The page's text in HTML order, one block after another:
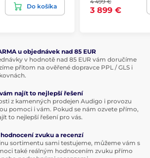
poslucháčom vychutnať si hlbší a
ktorý sa viac než kedykoľvek predtým
5.3, WiFi a nové
Do košíka 3 899 €
u objednávek nad 85 EUR
v hodnotě nad 85 EUR vám doručíme
přitom na ověřené dopravce PPL / GLS i
najít to nejlepší řešení
z kamenných prodejen Audigo i provozu
pomoci i vám. Pokud se nám ozvete přímo,
to nejlepší řešení pro vás.
zvuku a recenzí
sortimentu sami testujeme, můžeme vám s
také reálným hodnocením zvuku přímo